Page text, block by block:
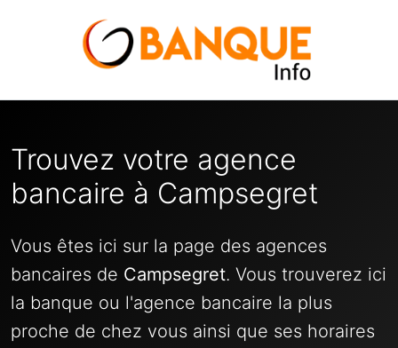
Trouvez votre agence
bancaire à Campsegret
Vous êtes ici sur la page des agences
bancaires de Campsegret. Vous trouverez ici
la banque ou l'agence bancaire la plus
proche de chez vous ainsi que ses horaires